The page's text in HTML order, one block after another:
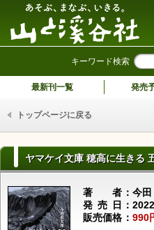
キーワード検索
最新刊一覧 発売
トップページに戻る
ヤマケイ文庫 穂高に生きる
著者今田
発売日
販売価格
990